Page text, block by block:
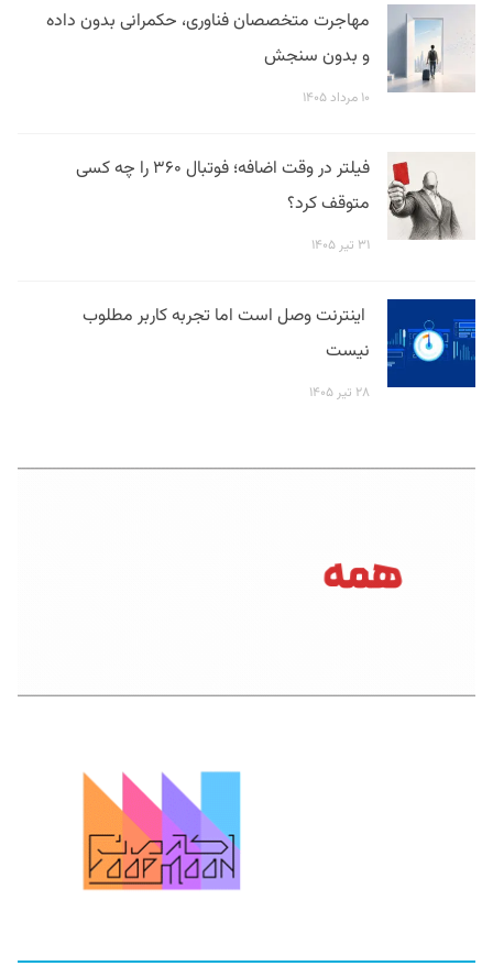
مهاجرت متخصصان فناوری، حکمرانی بدون داده
و بدون سنجش
۱۰ مرداد ۱۴۰۵
فیلتر در وقت اضافه؛ فوتبال ۳۶۰ را چه کسی
متوقف کرد؟
۳۱ تیر ۱۴۰۵
اینترنت وصل است اما تجربه کاربر مطلوب
نیست
۲۸ تیر ۱۴۰۵